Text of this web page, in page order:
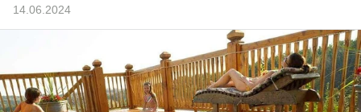
14.06.2024